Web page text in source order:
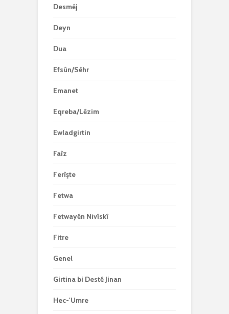
Desmêj
Deyn
Dua
Efsûn/Sêhr
Emanet
Eqreba/Lêzim
Ewladgirtin
Faîz
Ferîşte
Fetwa
Fetwayên Nivîskî
Fitre
Genel
Girtina bi Destê Jinan
Hec-'Umre